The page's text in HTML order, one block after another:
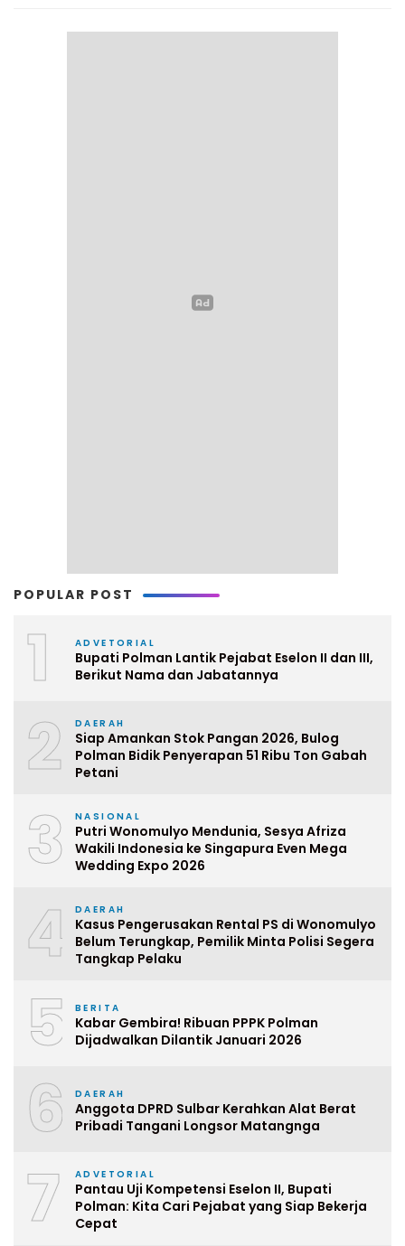
POPULAR POST
1 ADVETORIAL
Bupati Polman Lantik Pejabat Eselon II dan III,
Berikut Nama dan Jabatannya
2 DAERAH
Siap Amankan Stok Pangan 2026, Bulog
Polman Bidik Penyerapan 51 Ribu Ton Gabah
Petani
3 NASIONAL
Putri Wonomulyo Mendunia, Sesya Afriza
Wakili Indonesia ke Singapura Even Mega
Wedding Expo 2026
4 DAERAH
Kasus Pengerusakan Rental PS di Wonomulyo
Belum Terungkap, Pemilik Minta Polisi Segera
Tangkap Pelaku
5 BERITA
Kabar Gembira! Ribuan PPPK Polman
Dijadwalkan Dilantik Januari 2026
6 DAERAH
Anggota DPRD Sulbar Kerahkan Alat Berat
Pribadi Tangani Longsor Matangnga
7 ADVETORIAL
Pantau Uji Kompetensi Eselon II, Bupati
Polman: Kita Cari Pejabat yang Siap Bekerja
Cepat